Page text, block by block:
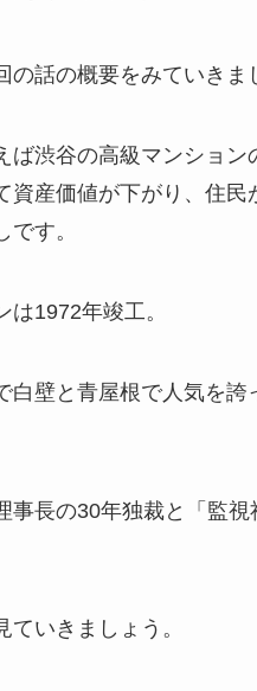
の話の概要をみていきま
ば渋谷の高級マンション
資産価値が下がり、住民
です。
は1972年竣工。
白壁と青屋根で人気を誇
事長の30年独裁と「監
ていきましょう。